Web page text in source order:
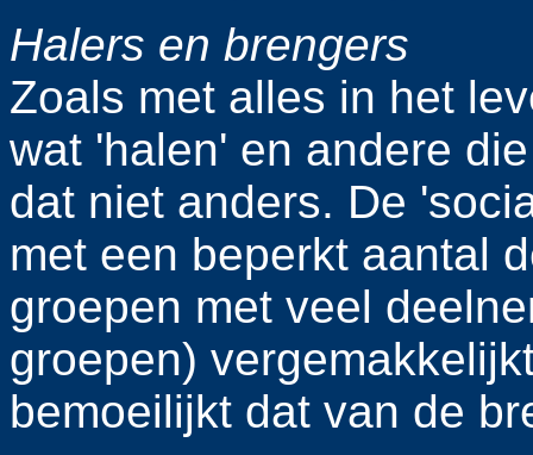
Halers en brengers
Zoals met alles in het
wat 'halen' en andere
dat niet anders. De
met een beperkt aantal
groepen met veel
groepen)
bemoeilijkt dat van de